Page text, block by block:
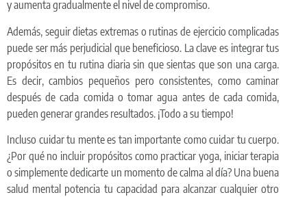
y aumenta gradualmente el nivel de compromiso.
Además, seguir dietas extremas o rutinas de ejercicio complicadas
puede ser más perjudicial que beneficioso. La clave es integrar tus
propósitos en tu rutina diaria sin que sientas que son una carga.
Es decir, cambios pequeños pero consistentes, como caminar
después de cada comida o tomar agua antes de cada comida,
pueden generar grandes resultados. ¡Todo a su tiempo!
Incluso cuidar tu mente es tan importante como cuidar tu cuerpo.
¿Por qué no incluir propósitos como practicar yoga, iniciar terapia
o simplemente dedicarte un momento de calma al día? Una buena
salud mental potencia tu capacidad para alcanzar cualquier otro